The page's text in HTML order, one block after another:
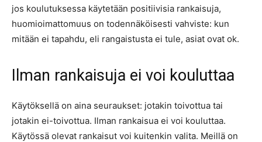
jos koulutuksessa käytetään positiivisia rankaisuja,
huomioimattomuus on todennäköisesti vahviste: kun
mitään ei tapahdu, eli rangaistusta ei tule, asiat ovat ok.
Ilman rankaisuja ei voi kouluttaa
Käytöksellä on aina seuraukset: jotakin toivottua tai
jotakin ei-toivottua. Ilman rankaisua ei voi kouluttaa.
Käytössä olevat rankaisut voi kuitenkin valita. Meillä on